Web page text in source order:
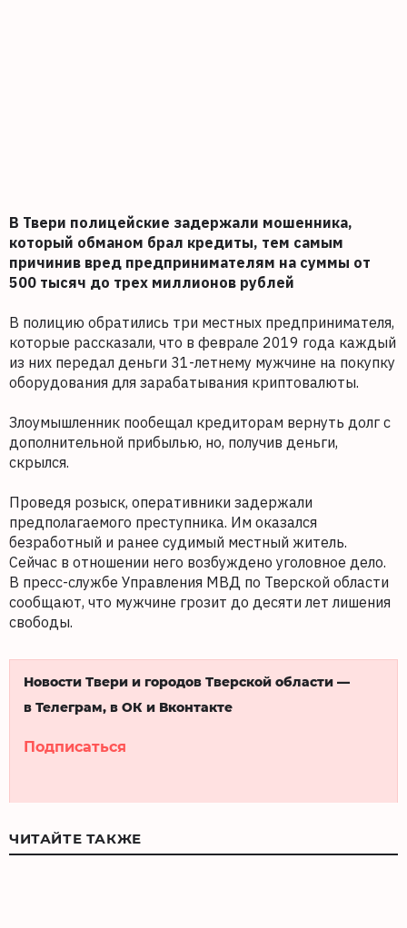
В Твери полицейские задержали мошенника,
который обманом брал кредиты, тем самым
причинив вред предпринимателям на суммы от
500 тысяч до трех миллионов рублей
В полицию обратились три местных предпринимателя,
которые рассказали, что в феврале 2019 года каждый
из них передал деньги 31-летнему мужчине на покупку
оборудования для зарабатывания криптовалюты.
Злоумышленник пообещал кредиторам вернуть долг с
дополнительной прибылью, но, получив деньги,
скрылся.
Проведя розыск, оперативники задержали
предполагаемого преступника. Им оказался
безработный и ранее судимый местный житель.
Сейчас в отношении него возбуждено уголовное дело.
В пресс-службе Управления МВД по Тверской области
сообщают, что мужчине грозит до десяти лет лишения
свободы.
Новости Твери и городов Тверской области —
в Телеграм, в ОК и Вконтакте
Подписаться
ЧИТАЙТЕ ТАКЖЕ